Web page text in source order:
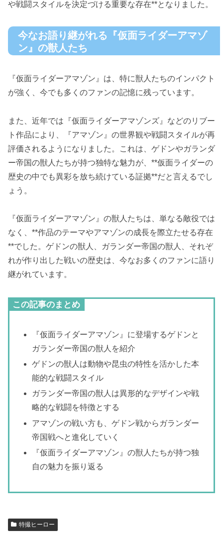
や戦闘スタイルを決定づける重要な存在**となりました。
今なお語り継がれる『仮面ライダーアマゾ
ン』の獣人たち
『仮面ライダーアマゾン』は、特に獣人たちのインパクト
が強く、今でも多くのファンの記憶に残っています。
また、近年では『仮面ライダーアマゾンズ』などのリブー
ト作品により、『アマゾン』の世界観や戦闘スタイルが再
評価されるようになりました。これは、ゲドンやガランダ
ー帝国の獣人たちが持つ独特な魅力が、**仮面ライダーの
歴史の中でも異彩を放ち続けている証拠**だと言えるでし
ょう。
『仮面ライダーアマゾン』の獣人たちは、単なる敵役では
なく、**作品のテーマやアマゾンの成長を際立たせる存在
**でした。ゲドンの獣人、ガランダー帝国の獣人、それぞ
れが作り出した戦いの歴史は、今なお多くのファンに語り
継がれています。
この記事のまとめ
『仮面ライダーアマゾン』に登場するゲドンと
ガランダー帝国の獣人を紹介
ゲドンの獣人は動物や昆虫の特性を活かした本
能的な戦闘スタイル
ガランダー帝国の獣人は異形的なデザインや戦
略的な戦闘を特徴とする
アマゾンの戦い方も、ゲドン戦からガランダー
帝国戦へと進化していく
『仮面ライダーアマゾン』の獣人たちが持つ独
自の魅力を振り返る
特撮ヒーロー